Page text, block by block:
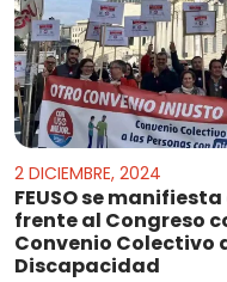
2 DICIEMBRE, 2024
FEUSO se
frente al Congreso
Convenio Colectivo
Discapacidad